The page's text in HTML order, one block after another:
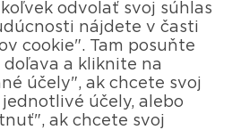
odvolať svoj súhlas
nájdete v časti
cookie". Tam posuňte
a kliknite na
účely", ak chcete svoj
účely, alebo
ak chcete svoj